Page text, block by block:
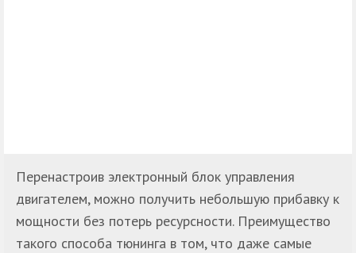
Перенастроив электронный блок управления
двигателем, можно получить небольшую прибавку к
мощности без потерь ресурсности. Преимущество
такого способа тюнинга в том, что даже самые